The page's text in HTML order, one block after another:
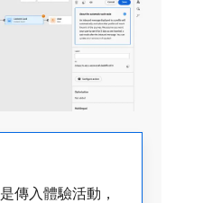
​是傳入體驗活動，